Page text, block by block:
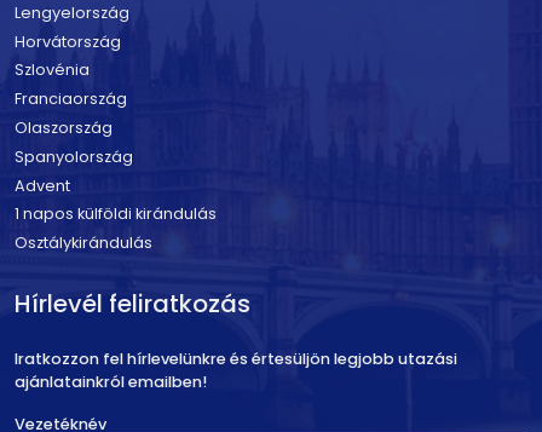
Lengyelország
Horvátország
Szlovénia
Franciaország
Olaszország
Spanyolország
Advent
1 napos külföldi kirándulás
Osztálykirándulás
Hírlevél feliratkozás
Iratkozzon fel hírlevelünkre és értesüljön legjobb utazási
ajánlatainkról emailben!
Vezetéknév